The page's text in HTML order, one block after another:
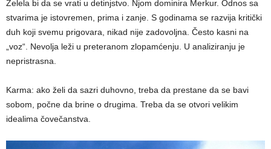
Želela bi da se vrati u detinjstvo. Njom dominira Merkur. Odnos sa
stvarima je istovremen, prima i zanje. S godinama se razvija kritički
duh koji svemu prigovara, nikad nije zadovoljna. Često kasni na
„voz“. Nevolja leži u preteranom zlopamćenju. U analiziranju je
nepristrasna.
Karma: ako želi da sazri duhovno, treba da prestane da se bavi
sobom, počne da brine o drugima. Treba da se otvori velikim
idealima čovečanstva.